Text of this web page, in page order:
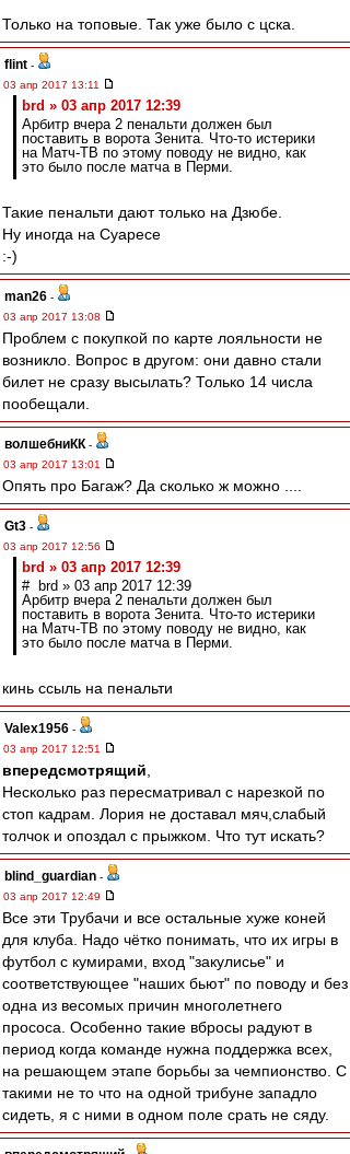
Только на топовые. Так уже было с цска.
flint -
03 апр 2017 13:11
brd » 03 апр 2017 12:39
Арбитр вчера 2 пенальти должен был
поставить в ворота Зенита. Что-то истерики
на Матч-ТВ по этому поводу не видно, как
это было после матча в Перми.
Такие пенальти дают только на Дзюбе.
Ну иногда на Суаресе
:-)
man26 -
03 апр 2017 13:08
Проблем с покупкой по карте лояльности не
возникло. Вопрос в другом: они давно стали
билет не сразу высылать? Только 14 числа
пообещали.
волшебниКК -
03 апр 2017 13:01
Опять про Багаж? Да сколько ж можно ....
Gt3 -
03 апр 2017 12:56
brd » 03 апр 2017 12:39
# brd » 03 апр 2017 12:39
Арбитр вчера 2 пенальти должен был
поставить в ворота Зенита. Что-то истерики
на Матч-ТВ по этому поводу не видно, как
это было после матча в Перми.
кинь ссыль на пенальти
Valex1956 -
03 апр 2017 12:51
впередсмотрящий
Несколько раз пересматривал с нарезкой по
стоп кадрам. Лория не доставал мяч,слабый
толчок и опоздал с прыжком. Что тут искать?
blind_guardian -
03 апр 2017 12:49
Все эти Трубачи и все остальные хуже коней
для клуба. Надо чётко понимать, что их игры в
футбол с кумирами, вход "закулисье" и
соответствующее "наших бьют" по поводу и без
одна из весомых причин многолетнего
прососа. Особенно такие вбросы радуют в
период когда команде нужна поддержка всех,
на решающем этапе борьбы за чемпионство. С
такими не то что на одной трибуне западло
сидеть, я с ними в одном поле срать не сяду.